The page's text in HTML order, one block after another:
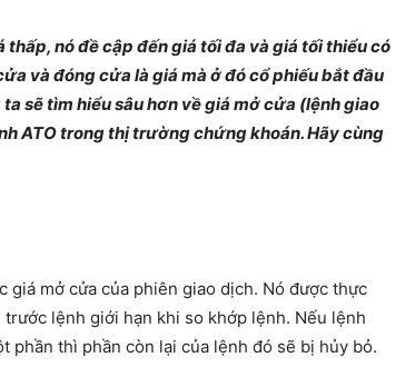
nó đề cập đến giá tối đa và giá tối thiểu có
và đóng cửa là giá mà ở đó cổ phiếu bắt đầu
sẽ tìm hiểu sâu hơn về giá mở cửa (lệnh giao
ATO trong thị trường chứng khoán. Hãy cùng
giá mở cửa của phiên giao dịch. Nó được thực
lệnh giới hạn khi so khớp lệnh. Nếu lệnh
thì phần còn lại của lệnh đó sẽ bị hủy bỏ.